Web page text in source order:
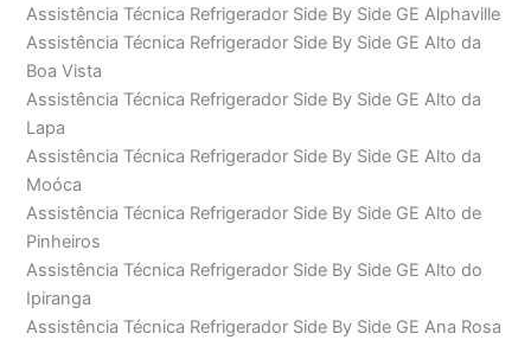
Assistência Técnica Refrigerador Side By Side GE Alphaville
Assistência Técnica Refrigerador Side By Side GE Alto da
Boa Vista
Assistência Técnica Refrigerador Side By Side GE Alto da
Lapa
Assistência Técnica Refrigerador Side By Side GE Alto da
Moóca
Assistência Técnica Refrigerador Side By Side GE Alto de
Pinheiros
Assistência Técnica Refrigerador Side By Side GE Alto do
Ipiranga
Assistência Técnica Refrigerador Side By Side GE Ana Rosa